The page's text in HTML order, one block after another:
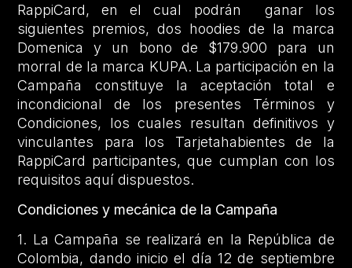
RappiCard, en el cual podrán ganar los
siguientes premios, dos hoodies de la marca
Domenica y un bono de $179.900 para un
morral de la marca KUPA. La participación en la
Campaña constituye la aceptación total e
incondicional de los presentes Términos y
Condiciones, los cuales resultan definitivos y
vinculantes para los Tarjetahabientes de la
RappiCard participantes, que cumplan con los
requisitos aquí dispuestos.
Condiciones y mecánica de la Campaña
1. La Campaña se realizará en la República de
Colombia, dando inicio el día 12 de septiembre